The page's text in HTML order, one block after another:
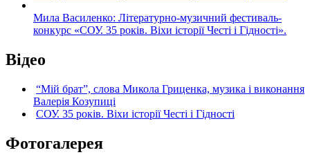
Мила Василенко: Літературно-музичний фестиваль-
конкурс «СОУ. 35 років. Віхи історії Честі і Гідності».
Відео
“Мій брат”, слова Микола Гриценка, музика і виконання
Валерія Козупиці
СОУ. 35 років. Віхи історії Честі і Гідності
Фотогалерея